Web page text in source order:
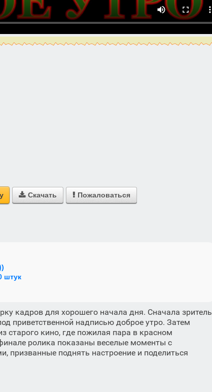
 Скачать  Пожаловаться
штук
кадров для хорошего начала дня. Сначала зритель
приветственной надписью доброе утро. Затем
старого кино, где пожилая пара в красном
ролика показаны веселые моменты с
поднять настроение и поделиться